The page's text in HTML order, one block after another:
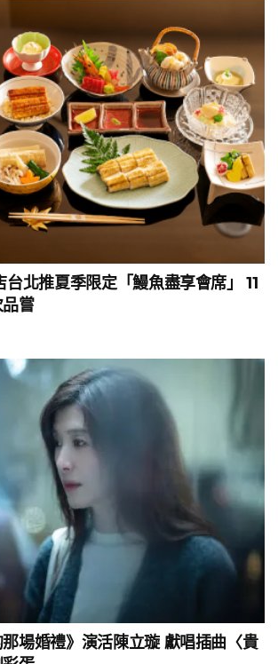
北推夏季限定「鰻魚盡享會席」 11
嘗
場婚禮》演活陳立璇 獻唱插曲〈貴